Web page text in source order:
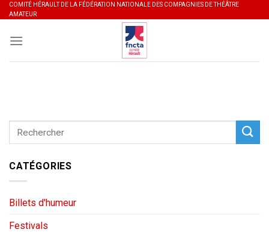
Skip
to
content
COMITÉ HÉRAULT DE LA FÉDÉRATION NATIONALE DES COMPAGNIES DE THÉÂTRE
AMATEUR
CATÉGORIES
Billets d'humeur
Festivals